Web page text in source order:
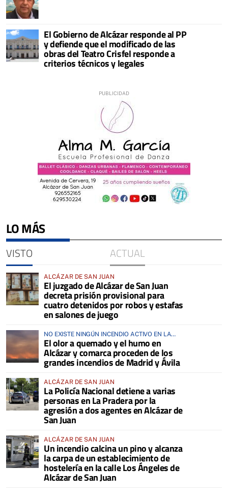
El Gobierno de Alcázar responde al PP
y defiende que el modificado de las
obras del Teatro Crisfel responde a
criterios técnicos y legales
LO MÁS
VISTO ACTUAL
ALCÁZAR DE SAN JUAN
El juzgado de Alcázar de San Juan
decreta prisión provisional para
cuatro detenidos por robos y estafas
en salones de juego
NO EXISTE NINGÚN INCENDIO ACTIVO EN LA
COMARCA
El olor a quemado y el humo en
Alcázar y comarca proceden de los
grandes incendios de Madrid y Ávila
ALCÁZAR DE SAN JUAN
La Policía Nacional detiene a varias
personas en La Pradera por la
agresión a dos agentes en Alcázar de
San Juan
ALCÁZAR DE SAN JUAN
Un incendio calcina un pino y alcanza
la carpa de un establecimiento de
hostelería en la calle Los Ángeles de
Alcázar de San Juan